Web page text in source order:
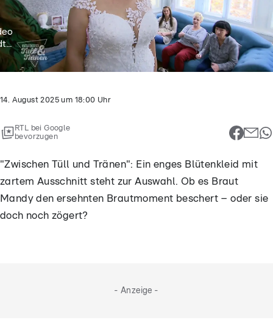
14. August 2025 um 18:00 Uhr
RTL bei Google
bevorzugen
"Zwischen Tüll und Tränen": Ein enges Blütenkleid mit
zartem Ausschnitt steht zur Auswahl. Ob es Braut
Mandy den ersehnten Brautmoment beschert – oder sie
doch noch zögert?
- Anzeige -